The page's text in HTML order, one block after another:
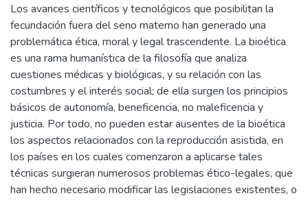
Los avances científicos y tecnológicos que posibilitan la
fecundación fuera del seno materno han generado una
problemática ética, moral y legal trascendente. La bioética
es una rama humanística de la filosofía que analiza
cuestiones médicas y biológicas, y su relación con las
costumbres y el interés social; de ella surgen los principios
básicos de autonomía, beneficencia, no maleficencia y
justicia. Por todo, no pueden estar ausentes de la bioética
los aspectos relacionados con la reproducción asistida, en
los países en los cuales comenzaron a aplicarse tales
técnicas surgieran numerosos problemas ético-legales, que
han hecho necesario modificar las legislaciones existentes, o